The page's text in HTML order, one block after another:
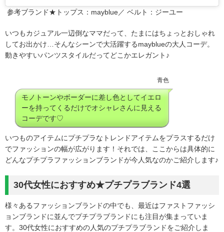
参考ブランド★トップス：mayblue／ ベルト：ジーユー
いつもカジュアル一辺倒なママだって、たまにはちょっとおしゃれ
してお出かけ…そんなシーンで大活躍するmayblueの大人コーデ。
動きやすいパンツスタイルだってどこかエレガント♪
青色
モノトーンやボーダーに差し色としてイエロ
ーを持ってくるだけでオシャレさんに見える
コーデです♡
いつものアイテムにプチプラなトレンドアイテムをプラスするだけ
でファッションの幅が広がります！それでは、ここからは具体的に
どんなプチプラファッションブランドが今人気なのかご紹介します♪
30代女性におすすめ★プチプラブランド4選
様々あるファッションブランドの中でも、最近はファストファッシ
ョンブランドに並んでプチプラブランドにも注目が集まっていま
す。30代女性におすすめの人気のプチプラブランドをご紹介しま